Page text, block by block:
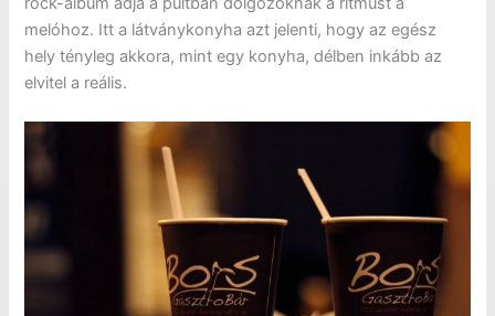
melóhoz. Itt a látványkonyha azt jelenti, hogy az egész
hely tényleg akkora, mint egy konyha, délben inkább az
elvitel a reális.